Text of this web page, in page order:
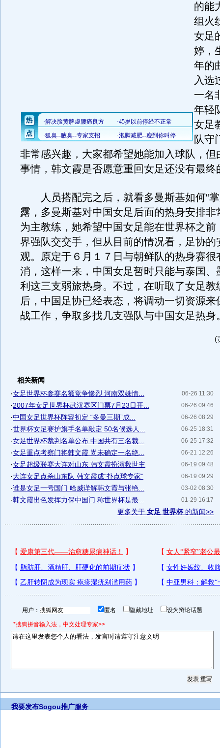
的能
组火
女足
婷，
年的
入选
一名
年轻
女足
队守
非常感兴趣，大家都希望她能加入球队，但
事情，韩文霞是否愿意重回女足还没有最终
人员搭配完之后，就看多曼斯基如何“掌
露，多曼斯基对中国女足后面的热身安排非
为主教练，她希望中国女足能在世界杯之前
界强队交交手，但从目前的情况看，足协的
观。原定于６月１７日与朝鲜队的热身赛很
消，这样一来，中国女足暂时只能与泰国、
利这三支弱旅热身。不过，在听取了女足教
后，中国足协已经表态，将调动一切资源来
战工作，争取多找几支强队与中国女足热身
(
相关新闻
06-26 11:30
·女足世界杯参赛名额竞争惨烈 河南双姝情...
06-26 09:46
·2007年女足世界杯武汉赛区门票7月23日开...
06-26 08:29
·中国女足世界杯阵容初定 “多曼三期”成...
06-25 18:31
·世界杯女足赛护旗手名单敲定 50名候选人...
06-25 17:32
·女足世界杯裁判名单公布 中国共有三名裁...
06-21 12:26
·女足重点考察门将韩文霞 尚未确定一名绝...
06-19 09:48
·女足超级联赛大连对山东 韩文霞扮演救世主
06-19 09:29
·大连女足点杀山东队 韩文霞成“扑点球专家”
03-02 08:30
·谁是女足一号国门 哈威详解韩文霞与张艳...
01-29 16:17
·韩文霞出色发挥力保中国门 称世界杯是最...
更多关于 女足 世界杯的新闻>>
用户： 匿名 隐藏地址 设为辩论话题
*搜狗拼音输入法，中文处理专家>>
我要发布Sogou推广服务